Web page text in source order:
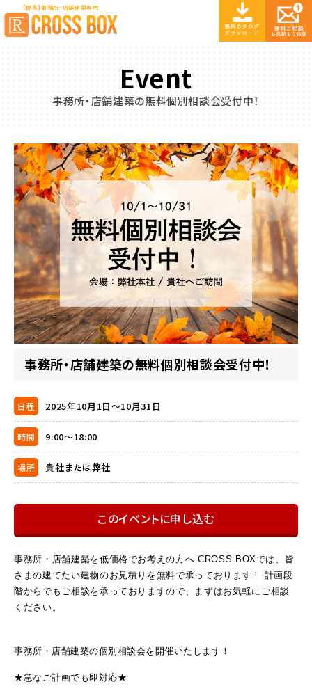
【群馬】事務所・店舗建築専門
Event
事務所・店舗建築の無料個別相談会受付中！
事務所・店舗建築の無料個別相談会受付中！
日程 2025年10月1日～10月31日
時間 9:00～18:00
場所 貴社または弊社
このイベントに申し込む
事務所・店舗建築を低価格でお考えの方へ CROSS BOXでは、皆
さまの建てたい建物のお見積りを無料で承っております！ 計画段
階からでもご相談を承っておりますので、まずはお気軽にご相談
ください。
事務所・店舗建築の個別相談会を開催いたします！
★急なご計画でも即対応★